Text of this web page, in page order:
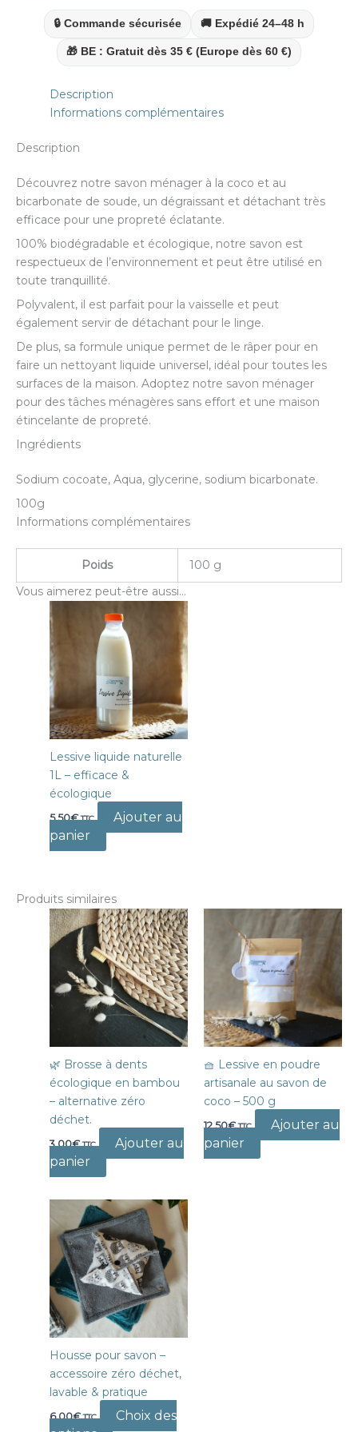
naturel
🔒 Commande sécurisée 🚚 Expédié 24–48 h
🎁 BE : Gratuit dès 35 € (Europe dès 60 €)
Description
Informations complémentaires
Description
Découvrez notre savon ménager à la coco et au
bicarbonate de soude, un dégraissant et détachant très
efficace pour une propreté éclatante.
100% biodégradable et écologique, notre savon est
respectueux de l’environnement et peut être utilisé en
toute tranquillité.
Polyvalent, il est parfait pour la vaisselle et peut
également servir de détachant pour le linge.
De plus, sa formule unique permet de le râper pour en
faire un nettoyant liquide universel, idéal pour toutes les
surfaces de la maison. Adoptez notre savon ménager
pour des tâches ménagères sans effort et une maison
étincelante de propreté.
Ingrédients
Sodium cocoate, Aqua, glycerine, sodium bicarbonate.
100g
Informations complémentaires
Poids
100 g
Vous aimerez peut-être aussi…
Lessive liquide naturelle
1L – efficace &
écologique
5,50€ TTC
Ajouter au
panier
Produits similaires
🌿 Brosse à dents
écologique en bambou
– alternative zéro
déchet.
3,00€ TTC
Ajouter au
panier
🧺 Lessive en poudre
artisanale au savon de
coco – 500 g
12,50€ TTC
Ajouter au
panier
Housse pour savon –
accessoire zéro déchet,
lavable & pratique
6,00€ TTC
Choix des